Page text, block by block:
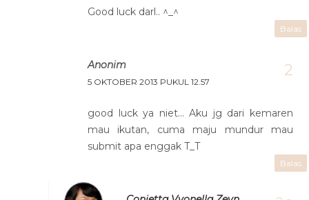
Good luck darl.. ^_^
Balas
Anonim
5 OKTOBER 2013 PUKUL 12.57
good luck ya niet... Aku jg dari kemaren
mau ikutan, cuma maju mundur mau
submit apa enggak T_T
Balas